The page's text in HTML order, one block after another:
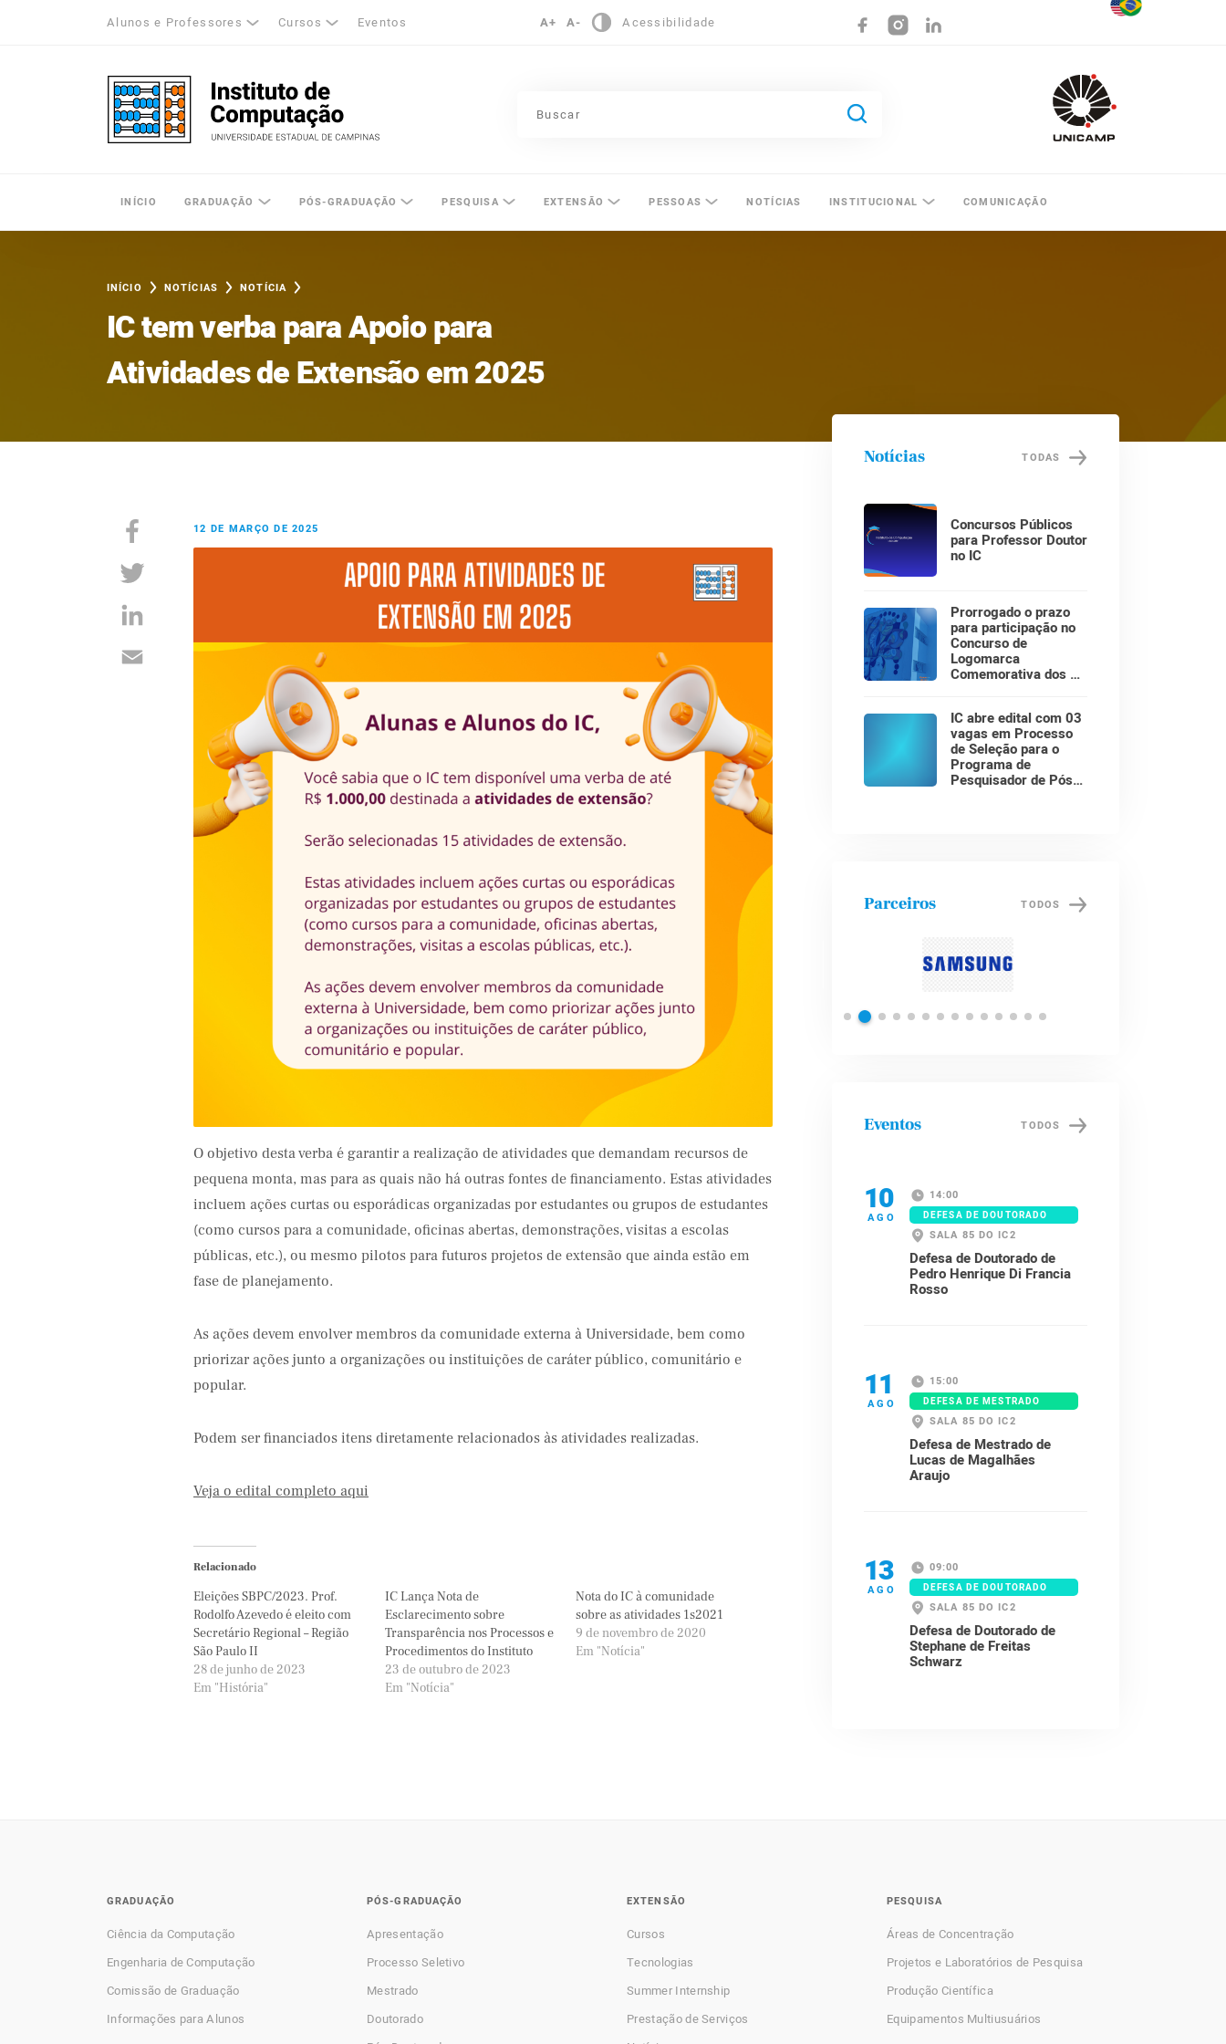
Alunos e Professores Cursos Eventos A+ A- Acessibilidade
Unicamp - Universidade Estadual de Campinas
INÍCIO GRADUAÇÃO PÓS-GRADUAÇÃO PESQUISA EXTENSÃO PESSOAS NOTÍCIAS INSTITUCIONAL COMUNICAÇÃO
INÍCIO NOTÍCIAS NOTÍCIA
IC tem verba para Apoio para
Atividades de Extensão em 2025
12 DE MARÇO DE 2025
O objetivo desta verba é garantir a realização de atividades que demandam recursos de
pequena monta, mas para as quais não há outras fontes de financiamento. Estas atividades
incluem ações curtas ou esporádicas organizadas por estudantes ou grupos de estudantes
(como cursos para a comunidade, oficinas abertas, demonstrações, visitas a escolas
públicas, etc.), ou mesmo pilotos para futuros projetos de extensão que ainda estão em
fase de planejamento.
As ações devem envolver membros da comunidade externa à Universidade, bem como
priorizar ações junto a organizações ou instituições de caráter público, comunitário e
popular.
Podem ser financiados itens diretamente relacionados às atividades realizadas.
Veja o edital completo aqui
Relacionado
Eleições SBPC/2023. Prof.
Rodolfo Azevedo é eleito com
Secretário Regional – Região
São Paulo II
28 de junho de 2023
Em "História"
IC Lança Nota de
Esclarecimento sobre
Transparência nos Processos e
Procedimentos do Instituto
23 de outubro de 2023
Em "Notícia"
Nota do IC à comunidade
sobre as atividades 1s2021
9 de novembro de 2020
Em "Notícia"
Notícias TODAS
Concursos Públicos
para Professor Doutor
no IC
Prorrogado o prazo
para participação no
Concurso de
Logomarca
Comemorativa dos 30
IC abre edital com 03
vagas em Processo
de Seleção para o
Programa de
Pesquisador de Pós-
Parceiros TODOS
Banco Santander
Eventos TODOS
10
AGO
14:00
DEFESA DE DOUTORADO
SALA 85 DO IC2
Defesa de Doutorado de
Pedro Henrique Di Francia
Rosso
11
AGO
15:00
DEFESA DE MESTRADO
SALA 85 DO IC2
Defesa de Mestrado de
Lucas de Magalhães
Araujo
13
AGO
09:00
DEFESA DE DOUTORADO
SALA 85 DO IC2
Defesa de Doutorado de
Stephane de Freitas
Schwarz
GRADUAÇÃO
Ciência da Computação
Engenharia de Computação
Comissão de Graduação
Informações para Alunos
PÓS-GRADUAÇÃO
Apresentação
Processo Seletivo
Mestrado
Doutorado
EXTENSÃO
Cursos
Tecnologias
Summer Internship
Prestação de Serviços
PESQUISA
Áreas de Concentração
Projetos e Laboratórios de Pesquisa
Produção Científica
Equipamentos Multiusuários